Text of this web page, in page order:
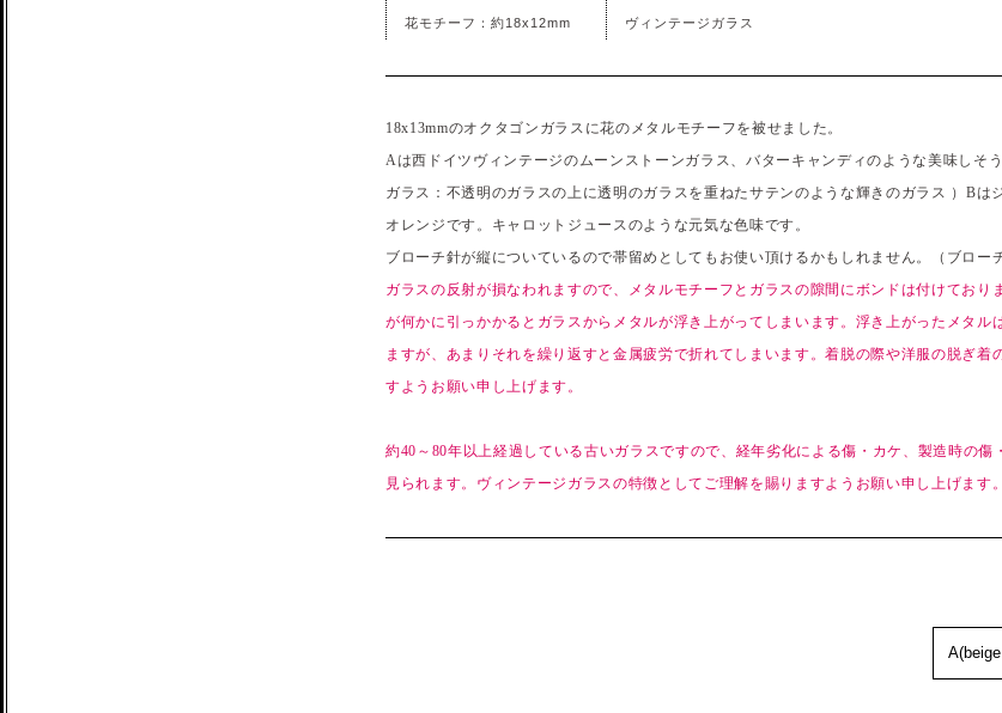
花モチーフ：約18x12mm ヴィンテージガラス
18x13mmのオクタゴンガラスに花のメタルモチーフを被せました。
Aは西ドイツヴィンテージのムーンストーンガラス、バターキャンディのような美味しそ
ガラス：不透明のガラスの上に透明のガラスを重ねたサテンのような輝きのガラス ）Bは
オレンジです。キャロットジュースのような元気な色味です。
ブローチ針が縦についているので帯留めとしてもお使い頂けるかもしれません。（ブロー
ガラスの反射が損なわれますので、メタルモチーフとガラスの隙間にボンドは付けており
が何かに引っかかるとガラスからメタルが浮き上がってしまいます。浮き上がったメタル
ますが、あまりそれを繰り返すと金属疲労で折れてしまいます。着脱の際や洋服の脱ぎ着
すようお願い申し上げます。
約40～80年以上経過している古いガラスですので、経年劣化による傷・カケ、製造時の傷
見られます。ヴィンテージガラスの特徴としてご理解を賜りますようお願い申し上げます。